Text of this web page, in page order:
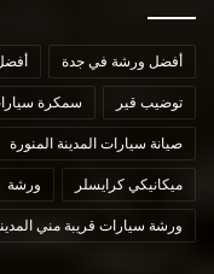
أفضل ورشة في جدة
توضيب قير سمكرة
صيانة سيارات المدينة المنورة
ميكانيكي كرايسلر ورشة
ورشة سيارات قريبة مني